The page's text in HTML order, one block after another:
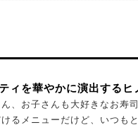
ィを華やかに演出するヒ
、お子さんも大好きなお寿
るメニューだけど、いつも